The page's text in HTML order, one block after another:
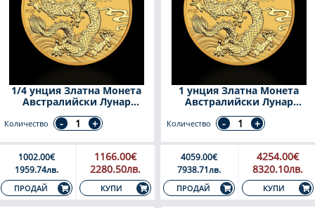
1/4 унция Златна Монета
Австралийски Лунар
Дракон 2024
Количество
1002.00€
1959.74лв.
ПРОДАЙ
1166.00€
2280.50лв.
КУПИ
1 унция Златна Монета
Австралийски Лунар
Дракон 2024
Количество
4059.00€
7938.71лв.
ПРОДАЙ
4254.00€
8320.10лв.
КУПИ